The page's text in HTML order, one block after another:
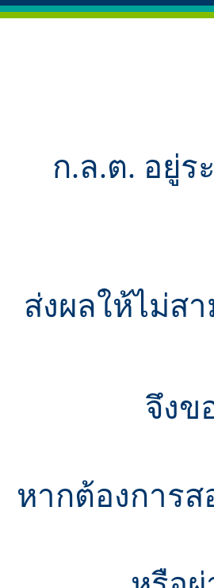
ก.ล.ต. อยู่ร
ส่งผลให้ไม่ส
จึงข
หากต้องการส